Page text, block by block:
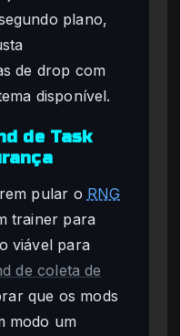
plano,
de drop com
disponível.
de Task
pular o RNG
trainer para
viável para
de coleta de
que os mods
modo um